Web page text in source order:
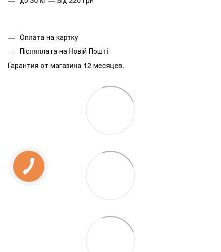
Оплата на картку
Післяплата на Новій Пошті
Гарантия от магазина 12 месяцев.